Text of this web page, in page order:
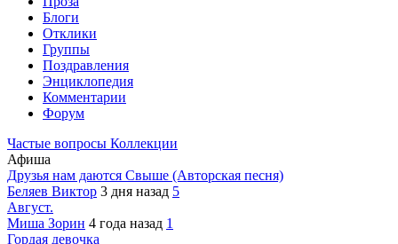
Блоги
Отклики
Группы
Поздравления
Энциклопедия
Комментарии
Форум
Частые вопросы Коллекции
Афиша
Друзья нам даются Свыше (Авторская песня)
Беляев Виктор 3 дня назад 5
Август.
Миша Зорин 4 года назад 1
Гордая девочка